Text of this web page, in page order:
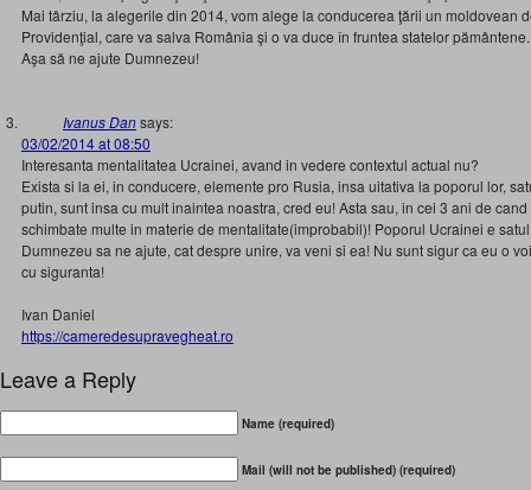
Mai târziu, la alegerile din 2014, vom alege la conducerea ţării un moldovean
Providenţial, care va salva România şi o va duce în fruntea statelor pământene.
Aşa să ne ajute Dumnezeu!
Ivanus Dansays:
03/02/2014 at 08:50
Interesanta mentalitatea Ucrainei, avand in vedere contextul actual nu?
Exista si la ei, in conducere, elemente pro Rusia, insa uitativa la poporul lor,
putin, sunt insa cu mult inaintea noastra, cred eu! Asta sau, in cei 3 ani de
schimbate multe in materie de mentalitate(improbabil)! Poporul Ucrainei e
Dumnezeu sa ne ajute, cat despre unire, va veni si ea! Nu sunt sigur ca eu o
cu siguranta!
Ivan Daniel
https://cameredesupravegheat.ro
Leave a Reply
Name (required)
Mail (will not be published) (required)